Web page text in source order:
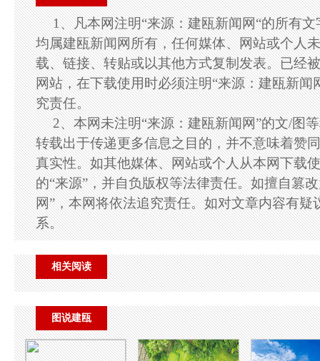
1、凡本网注明“来源：建瓯新闻网“的所有
均属建瓯新闻网所有，任何媒体、网站或个人
载、链接、转贴或以其他方式复制发表。已经
网站，在下载使用时必须注明“来源：建瓯新闻
究责任。
2、本网未注明“来源：建瓯新闻网”的文/图
转载出于传递更多信息之目的，并不意味着赞
真实性。如其他媒体、网站或个人从本网下载
的“来源”，并自负版权等法律责任。如擅自篡
网”，本网将依法追究责任。如对文章内容有疑
系。
相关阅读
图说建瓯